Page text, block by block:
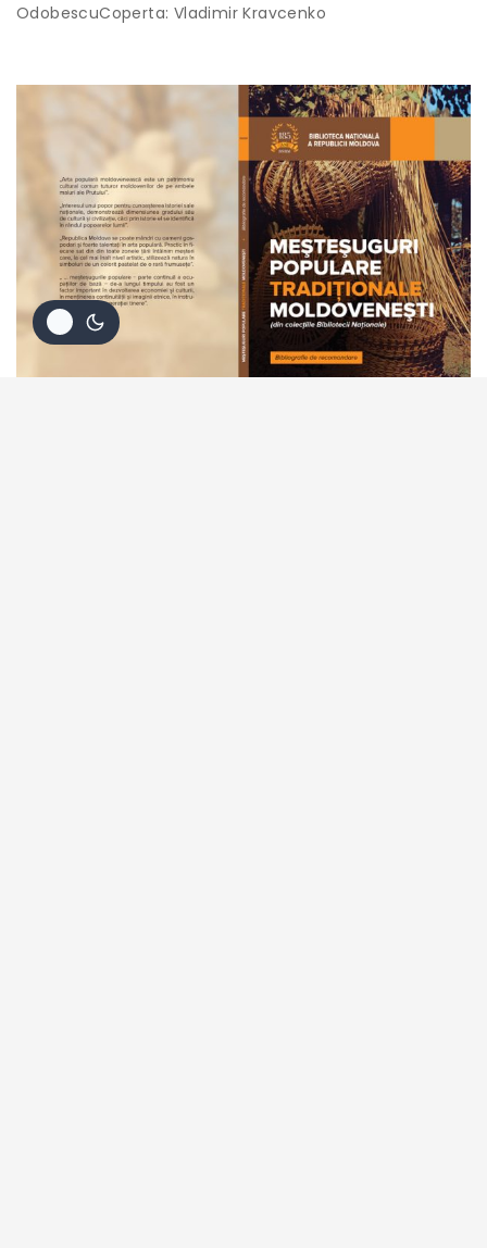
OdobescuCoperta: Vladimir Kravcenko